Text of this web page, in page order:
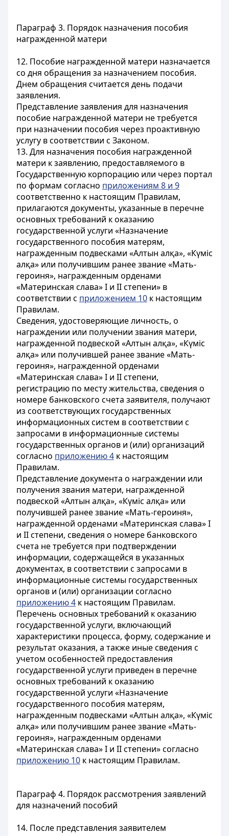
Параграф 3. Порядок назначения пособия
награжденной матери
12. Пособие награжденной матери назначается
со дня обращения за назначением пособия.
Днем обращения считается день подачи
заявления.
Представление заявления для назначения
пособие награжденной матери не требуется
при назначении пособия через проактивную
услугу в соответствии с Законом.
13. Для назначения пособия награжденной
матери к заявлению, предоставляемого в
Государственную корпорацию или через портал
по формам согласно приложениям 8 и 9
соответственно к настоящим Правилам,
прилагаются документы, указанные в перечне
основных требований к оказанию
государственной услуги «Назначение
государственного пособия матерям,
награжденным подвесками «Алтын алқа», «Күміс
алқа» или получившим ранее звание «Мать-
героиня», награжденным орденами
«Материнская слава» I и II степени» в
соответствии с приложением 10 к настоящим
Правилам.
Сведения, удостоверяющие личность, о
награждении или получении звания матери,
награжденной подвеской «Алтын алқа», «Күміс
алқа» или получившей ранее звание «Мать-
героиня», награжденной орденами
«Материнская слава» I и II степени,
регистрацию по месту жительства, сведения о
номере банковского счета заявителя, получают
из соответствующих государственных
информационных систем в соответствии с
запросами в информационные системы
государственных органов и (или) организаций
согласно приложению 4 к настоящим
Правилам.
Представление документа о награждении или
получения звания матери, награжденной
подвеской «Алтын алқа», «Күміс алқа» или
получившей ранее звание «Мать-героиня»,
награжденной орденами «Материнская слава» I
и II степени, сведения о номере банковского
счета не требуется при подтверждении
информации, содержащейся в указанных
документах, в соответствии с запросами в
информационные системы государственных
органов и (или) организации согласно
приложению 4 к настоящим Правилам.
Перечень основных требований к оказанию
государственной услуги, включающий
характеристики процесса, форму, содержание и
результат оказания, а также иные сведения с
учетом особенностей предоставления
государственной услуги приведен в перечне
основных требований к оказанию
государственной услуги «Назначение
государственного пособия матерям,
награжденным подвесками «Алтын алқа», «Күміс
алқа» или получившим ранее звание «Мать-
героиня», награжденным орденами
«Материнская слава» I и II степени» согласно
приложению 10 к настоящим Правилам.
Параграф 4. Порядок рассмотрения заявлений
для назначений пособий
14. После представления заявителем